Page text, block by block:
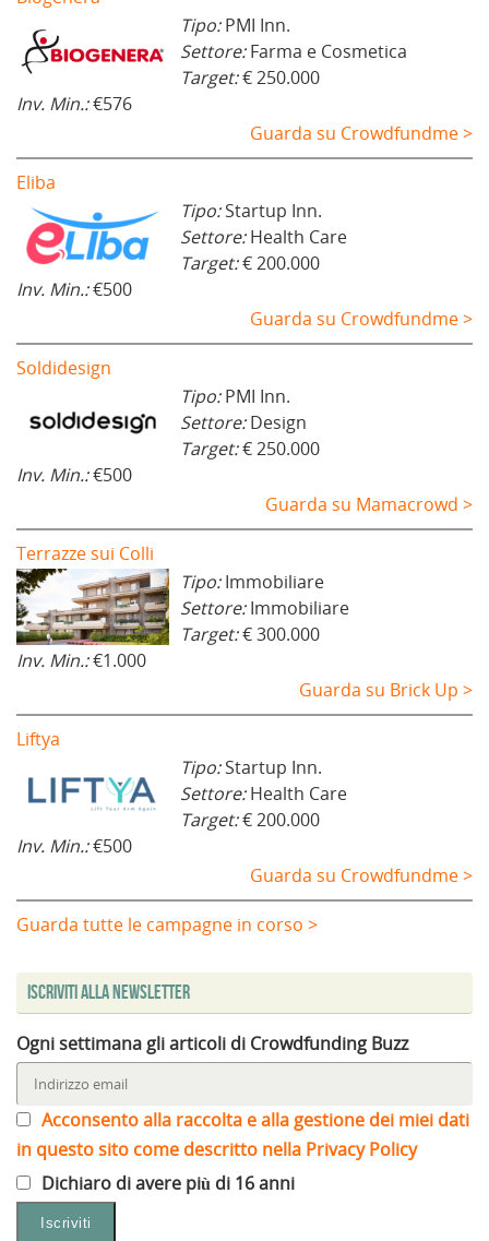
Tipo:PMI Inn.
Settore:Farma e Cosmetica
Target:€ 250.000
Inv. Min.:€576
Guarda su Crowdfundme >
Eliba
Tipo:Startup Inn.
Settore:Health Care
Target:€ 200.000
Inv. Min.:€500
Guarda su Crowdfundme >
Soldidesign
Tipo:PMI Inn.
Settore:Design
Target:€ 250.000
Inv. Min.:€500
Guarda su Mamacrowd >
Terrazze sui Colli
Tipo:Immobiliare
Settore:Immobiliare
Target:€ 300.000
Inv. Min.:€1.000
Guarda su Brick Up >
Liftya
Tipo:Startup Inn.
Settore:Health Care
Target:€ 200.000
Inv. Min.:€500
Guarda su Crowdfundme >
Guarda tutte le campagne in corso >
Iscriviti alla Newsletter
Ogni settimana gli articoli di Crowdfunding Buzz
Acconsento alla raccolta e alla gestione dei miei dati
in questo sito come descritto nella Privacy Policy
Dichiaro di avere più di 16 anni